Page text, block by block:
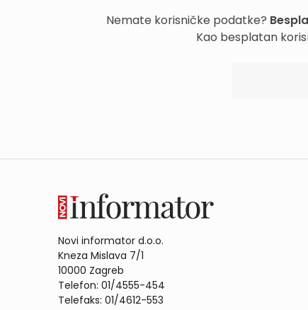
Nemate korisničke podatke?
Kao besplatan
Novi informator d.o.o.
Kneza Mislava 7/1
10000 Zagreb
Telefon: 01/4555-454
Telefaks: 01/4612-553